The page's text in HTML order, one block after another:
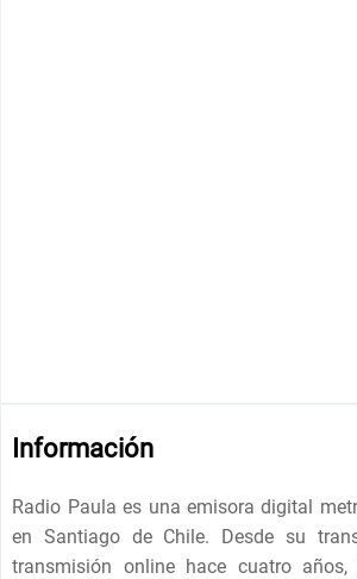
Información
Radio Paula es una emisora ​​digital
en Santiago de Chile. Desde su
transmisión online hace cuatro